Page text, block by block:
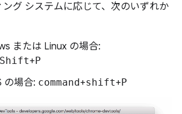
ング システムに応じて、次のいずれか
または Linux の場合:
Shift+P
の場合: command+shift+P